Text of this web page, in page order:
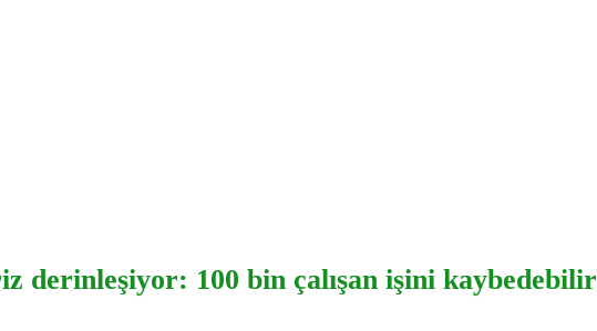
derinleşiyor: 100 bin çalışan işini kaybedebilir